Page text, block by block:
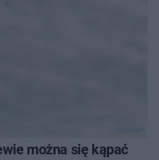
można się kąpać